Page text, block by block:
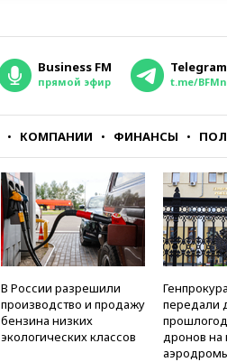
Business FM
прямой эфир
Telegram
t.me/
КОМПАНИИ ФИНАНСЫ
В России разрешили
производство и продажу
бензина низких
экологических классов
передали
дронов на